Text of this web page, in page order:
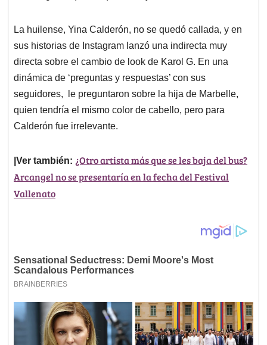
La huilense, Yina Calderón, no se quedó callada, y en
sus historias de Instagram lanzó una indirecta muy
directa sobre el cambio de look de Karol G. En una
dinámica de ‘preguntas y respuestas’ con sus
seguidores, le preguntaron sobre la hija de Marbelle,
quien tendría el mismo color de cabello, pero para
Calderón fue irrelevante.
|Ver también: ¿Otro artista más que se les baja del bus?
Arcangel no se presentaría en la fecha del Festival
Vallenato